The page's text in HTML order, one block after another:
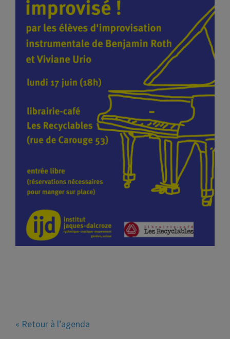
« Retour à l’agenda